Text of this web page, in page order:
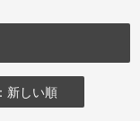
新しい順